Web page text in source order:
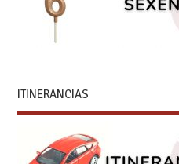
ITINERANCIAS